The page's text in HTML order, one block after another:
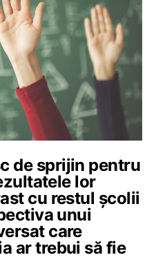
de sprijin pentru
lor
cu restul școlii
unui
care
ar trebui să fie